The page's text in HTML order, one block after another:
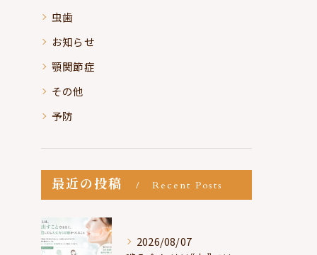
虫歯
お知らせ
顎関節症
その他
予防
最近の投稿 Recent Posts
2026/08/07